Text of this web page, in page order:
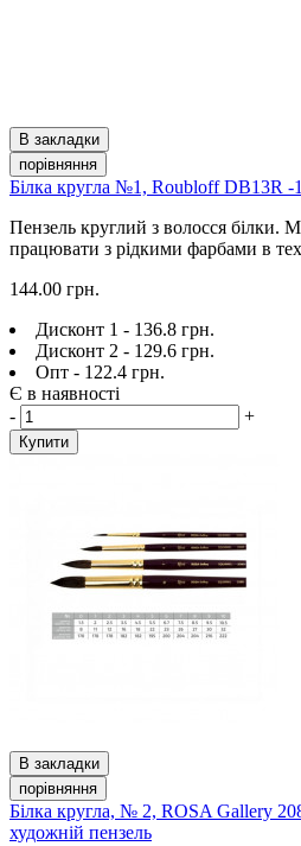
В закладки
порівняння
Білка кругла №1, Roubloff DB13R -1
Пензель круглий з волосся білки.
працювати з рідкими фарбами в
144.00 грн.
Дисконт 1 - 136.8 грн.
Дисконт 2 - 129.6 грн.
Опт - 122.4 грн.
Є в наявності
-
+
Купити
В закладки
порівняння
Білка кругла, № 2, ROSA Gallery
художній пензель